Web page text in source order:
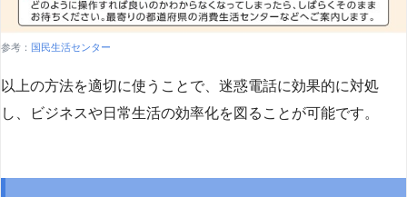
参考： 国民生活センター
以上の方法を適切に使うことで、迷惑電話に効果的に対処
し、ビジネスや日常生活の効率化を図ることが可能です。